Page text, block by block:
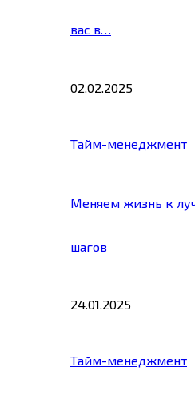
вас в…
02.02.2025
Тайм-менеджмент
Меняем жизнь к
шагов
24.01.2025
Тайм-менеджмент